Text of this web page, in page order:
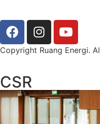
Copyright Ruang Energi.
CSR